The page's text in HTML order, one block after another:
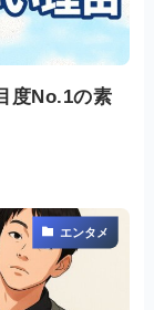
度No.1の素
エンタメ